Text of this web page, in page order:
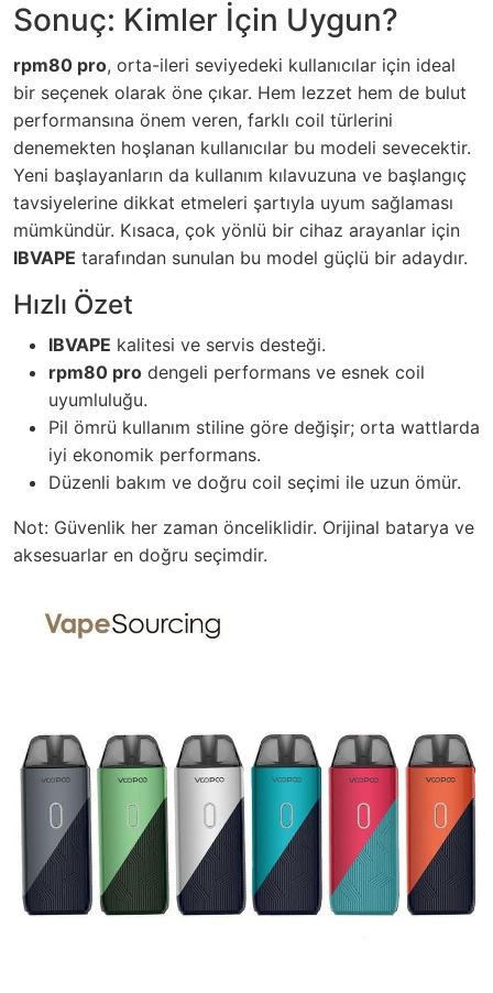
Sonuç: Kimler İçin Uygun?
rpm80 pro, orta-ileri seviyedeki kullanıcılar için ideal
bir seçenek olarak öne çıkar. Hem lezzet hem de bulut
performansına önem veren, farklı coil türlerini
denemekten hoşlanan kullanıcılar bu modeli sevecektir.
Yeni başlayanların da kullanım kılavuzuna ve başlangıç
tavsiyelerine dikkat etmeleri şartıyla uyum sağlaması
mümkündür. Kısaca, çok yönlü bir cihaz arayanlar için
IBVAPE tarafından sunulan bu model güçlü bir adaydır.
Hızlı Özet
IBVAPE kalitesi ve servis desteği.
rpm80 pro dengeli performans ve esnek coil
uyumluluğu.
Pil ömrü kullanım stiline göre değişir; orta wattlarda
iyi ekonomik performans.
Düzenli bakım ve doğru coil seçimi ile uzun ömür.
Not: Güvenlik her zaman önceliklidir. Orijinal batarya ve
aksesuarlar en doğru seçimdir.